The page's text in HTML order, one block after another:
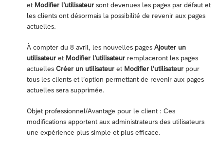
et Modifier l’utilisateur sont devenues les pages par défaut et
les clients ont désormais la possibilité de revenir aux pages
actuelles.
À compter du 8 avril, les nouvelles pages Ajouter un
utilisateur et Modifier l’utilisateur remplaceront les pages
actuelles Créer un utilisateur et Modifier l’utilisateur pour
tous les clients et l’option permettant de revenir aux pages
actuelles sera supprimée.
Objet professionnel/Avantage pour le client : Ces
modifications apportent aux administrateurs des utilisateurs
une expérience plus simple et plus efficace.